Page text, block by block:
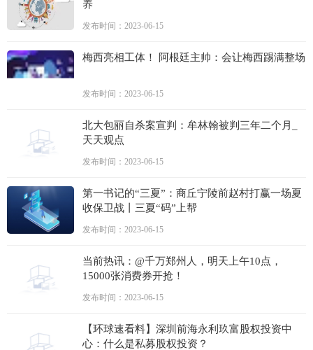
养
发布时间：2023-06-15
梅西亮相工体！ 阿根廷主帅：会让梅西踢满整场
发布时间：2023-06-15
北大包丽自杀案宣判：牟林翰被判三年二个月_
天天观点
发布时间：2023-06-15
第一书记的“三夏”：商丘宁陵前赵村打赢一场夏
收保卫战丨三夏“码”上帮
发布时间：2023-06-15
当前热讯：@千万郑州人，明天上午10点，
15000张消费券开抢！
发布时间：2023-06-15
【环球速看料】深圳前海永利玖富股权投资中
心：什么是私募股权投资？